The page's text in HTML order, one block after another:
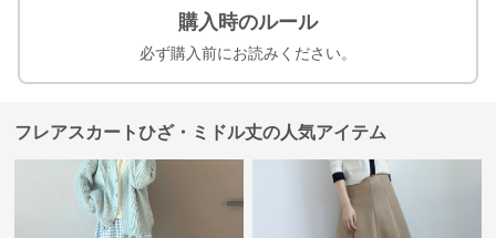
購入時のルール
必ず購入前にお読みください。
フレアスカートひざ・ミドル丈の人気アイテム